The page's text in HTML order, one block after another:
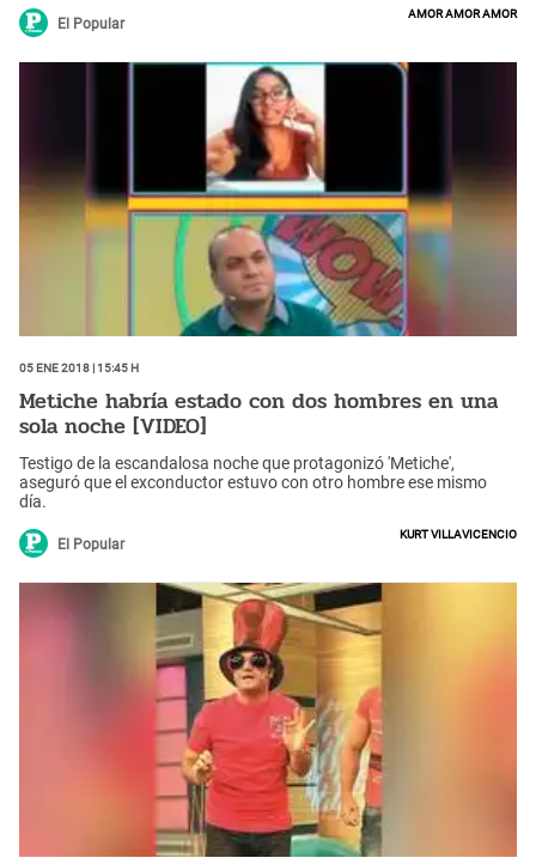
El Popular
amor amor amor
05 Ene 2018 | 15:45 h
Metiche habría estado con dos hombres en una
sola noche [VIDEO]
Testigo de la escandalosa noche que protagonizó 'Metiche',
aseguró que el exconductor estuvo con otro hombre ese mismo
día.
El Popular
Kurt Villavicencio